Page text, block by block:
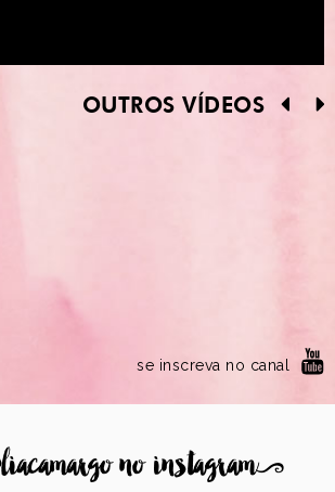
OUTROS VÍDEOS
se inscreva no canal
no instagram9